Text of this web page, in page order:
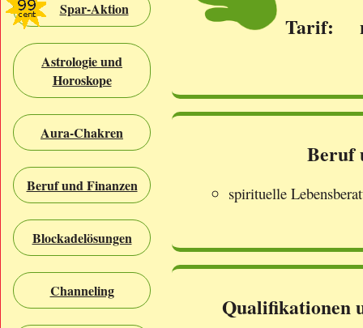
Spar-Aktion
Astrologie und
Horoskope
Aura-Chakren
Beruf und Finanzen
Blockadelösungen
Channeling
Tarif:
Beruf
spirituelle
Qualifikationen